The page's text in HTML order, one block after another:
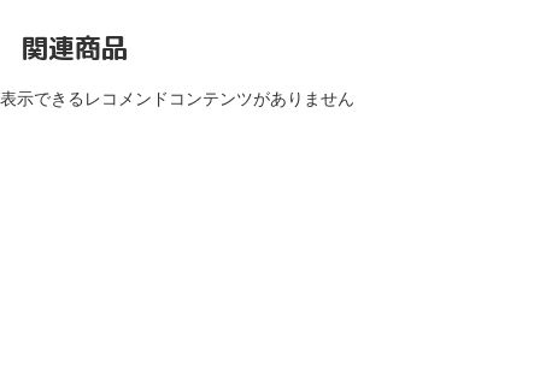
関連商品
表示できるレコメンドコンテンツがありません